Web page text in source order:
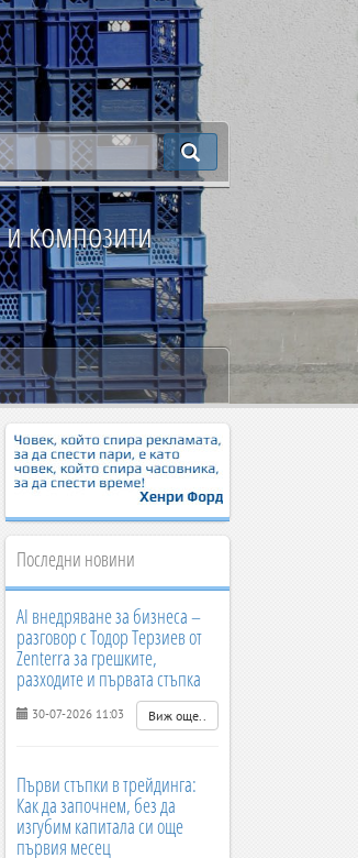
композити
Последни новини
AI внедряване за бизнеса –
разговор с Тодор Терзиев от
Zenterra за грешките,
разходите и първата стъпка
30-07-2026 11:03 Виж още..
Първи стъпки в трейдинга:
Как да започнем, без да
изгубим капитала си още
първия месец